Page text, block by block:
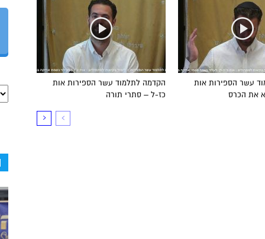
הקדמה לתלמוד עשר הספירות אות
כז-ל – סתרי תורה
עשר הספירות אות
את הכרס